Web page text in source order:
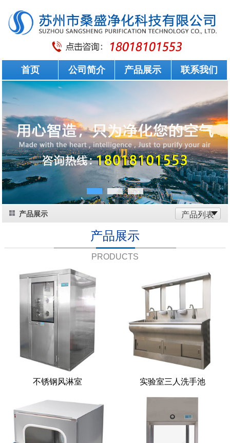
首页 公司简介 产品展示 联系我们
产品展示 产品列表
产品展示
PRODUCTS
不锈钢风淋室 实验室三人洗手池